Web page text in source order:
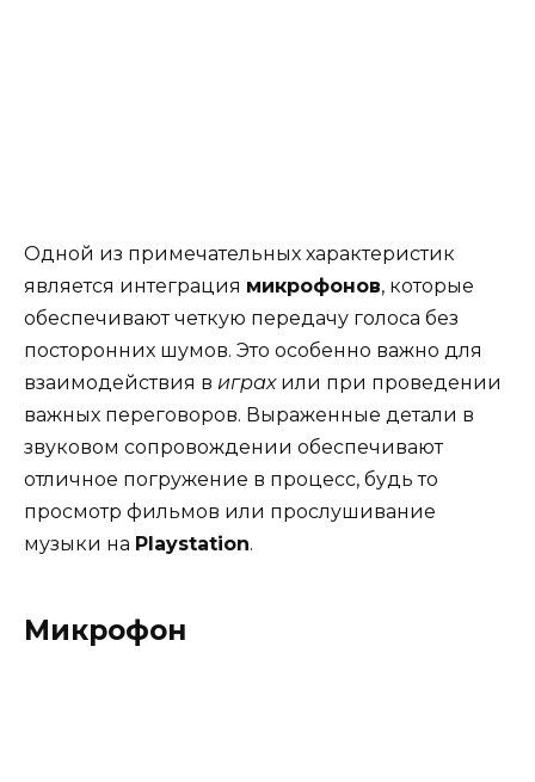
Одной из примечательных характеристик
является интеграция микрофонов, которые
обеспечивают четкую передачу голоса без
посторонних шумов. Это особенно важно для
взаимодействия в играхили при проведении
важных переговоров. Выраженные детали в
звуковом сопровождении обеспечивают
отличное погружение в процесс, будь то
просмотр фильмов или прослушивание
музыки на Playstation.
Микрофон